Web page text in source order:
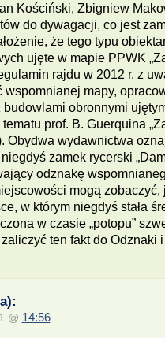
Kościński, Zbigniew
do dywagacji, co jest
że tego typu
ujęte w mapie PPWK
rajdu w 2012 r. z
wspomnianej mapy,
budowlami obronnymi
prof. B. Guerquina
Obydwa wydawnictwa
zamek rycerski
odznakę
mogą zobaczyć,
w którym niegdyś stała
w czasie „potopu”
ten fakt do Odznaki
@ 14:56